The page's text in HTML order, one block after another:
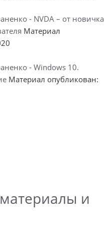
- NVDA – от новичка
Материал
- Windows 10.
Материал опубликован:
и